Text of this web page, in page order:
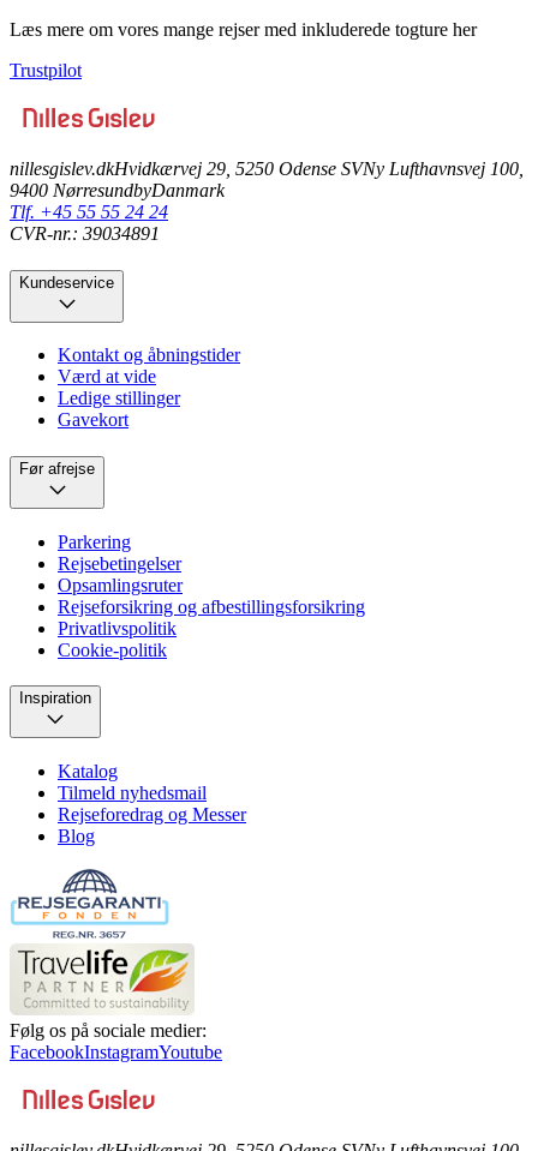
Læs mere om vores mange rejser med inkluderede togture her
Trustpilot
nillesgislev.dkHvidkærvej 29, 5250 Odense SVNy Lufthavnsvej 100,
9400 NørresundbyDanmark
Tlf. +45 55 55 24 24
CVR-nr.: 39034891
Kundeservice
Kontakt og åbningstider
Værd at vide
Ledige stillinger
Gavekort
Før afrejse
Parkering
Rejsebetingelser
Opsamlingsruter
Rejseforsikring og afbestillingsforsikring
Privatlivspolitik
Cookie-politik
Inspiration
Katalog
Tilmeld nyhedsmail
Rejseforedrag og Messer
Blog
Følg os på sociale medier:
FacebookInstagramYoutube